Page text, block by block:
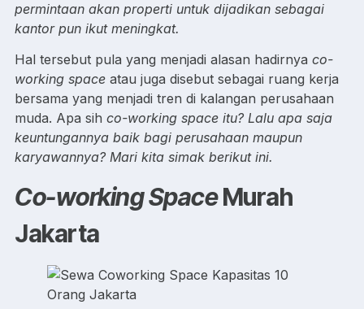
permintaan akan properti untuk dijadikan sebagai
kantor pun ikut meningkat.
Hal tersebut pula yang menjadi alasan hadirnya co-
working space atau juga disebut sebagai ruang kerja
bersama yang menjadi tren di kalangan perusahaan
muda. Apa sih co-working space itu? Lalu apa saja
keuntungannya baik bagi perusahaan maupun
karyawannya? Mari kita simak berikut ini.
Co-working SpaceMurah
Jakarta